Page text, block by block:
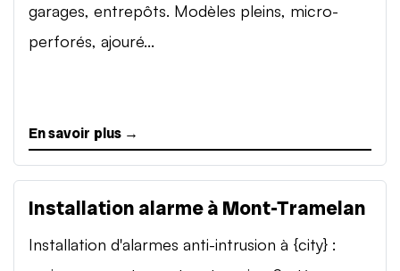
garages, entrepôts. Modèles pleins, micro-
perforés, ajouré...
En savoir plus →
Installation alarme à Mont-Tramelan
Installation d'alarmes anti-intrusion à {city} :